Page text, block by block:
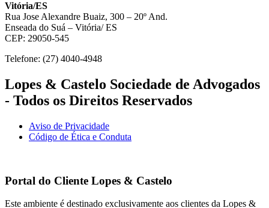
Vitória/ES
Rua Jose Alexandre Buaiz, 300 – 20º And.
Enseada do Suá – Vitória/ ES
CEP: 29050-545
Telefone: (27) 4040-4948
Lopes & Castelo Sociedade de Advogados
- Todos os Direitos Reservados
Aviso de Privacidade
Código de Ética e Conduta
Portal do Cliente Lopes & Castelo
Este ambiente é destinado exclusivamente aos clientes da Lopes &